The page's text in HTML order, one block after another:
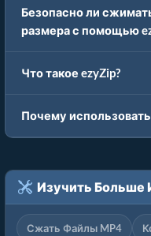
Безопасно ли
размера с помощью
Что такое ezyZip?
Почему использовать
Изучить Больше
Сжать Файлы MP4